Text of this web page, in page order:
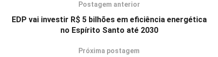
Postagem anterior
EDP vai investir R$ 5 bilhões em eficiência energética
no Espírito Santo até 2030
Próxima postagem